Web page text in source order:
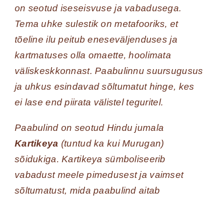
on seotud iseseisvuse ja vabadusega.
Tema uhke sulestik on metafooriks, et
tõeline ilu peitub eneseväljenduses ja
kartmatuses olla omaette, hoolimata
väliskeskkonnast. Paabulinnu suursugusus
ja uhkus esindavad sõltumatut hinge, kes
ei lase end piirata välistel teguritel.
Paabulind on seotud Hindu jumala
Kartikeya (tuntud ka kui Murugan)
sõidukiga. Kartikeya sümboliseerib
vabadust meele pimedusest ja vaimset
sõltumatust, mida paabulind aitab